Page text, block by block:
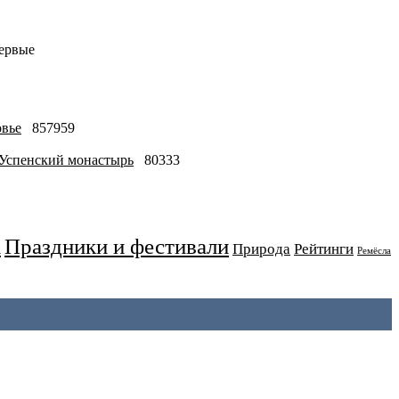
857959
монастырь
80333
Праздники и фестивали Природа Рейтинги Ремёсла